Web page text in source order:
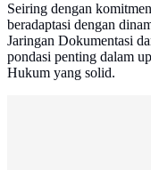
Seiring dengan
beradaptasi dengan
Jaringan Dokumentasi
pondasi penting dalam
Hukum yang solid.